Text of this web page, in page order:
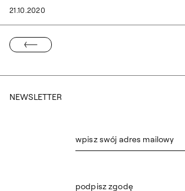
21.10.2020
STRONA
NEWSLETTER
wpisz swój adres mailowy
podpisz zgodę